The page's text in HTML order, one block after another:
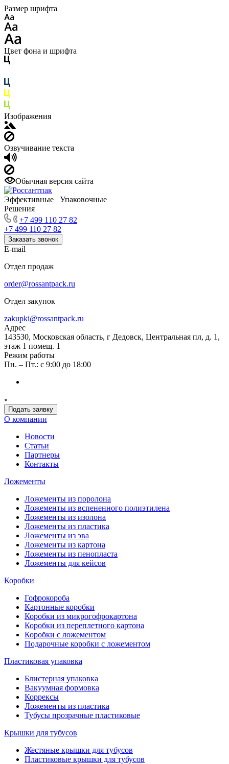
Размер шрифта
Цвет фона и шрифта
Изображения
Озвучивание текста
Обычная версия сайта
Эффективные Упаковочные
Решения
+7 499 110 27 82
+7 499 110 27 82
Заказать звонок
E-mail
Отдел продаж
order@rossantpack.ru
Отдел закупок
zakupki@rossantpack.ru
Адрес
143530, Московская область, г Дедовск, Центральная пл, д. 1,
этаж 1 помещ. 1
Режим работы
Пн. – Пт.: с 9:00 до 18:00
Подать заявку
О компании
Новости
Статьи
Партнеры
Контакты
Ложементы
Ложементы из поролона
Ложементы из вспененного полиэтилена
Ложементы из изолона
Ложементы из пластика
Ложементы из эва
Ложементы из картона
Ложементы из пенопласта
Ложементы для кейсов
Коробки
Гофрокороба
Картонные коробки
Коробки из микрогофрокартона
Коробки из переплетного картона
Коробки с ложементом
Подарочные коробки с ложементом
Пластиковая упаковка
Блистерная упаковка
Вакуумная формовка
Коррексы
Ложементы из пластика
Тубусы прозрачные пластиковые
Крышки для тубусов
Жестяные крышки для тубусов
Пластиковые крышки для тубусов